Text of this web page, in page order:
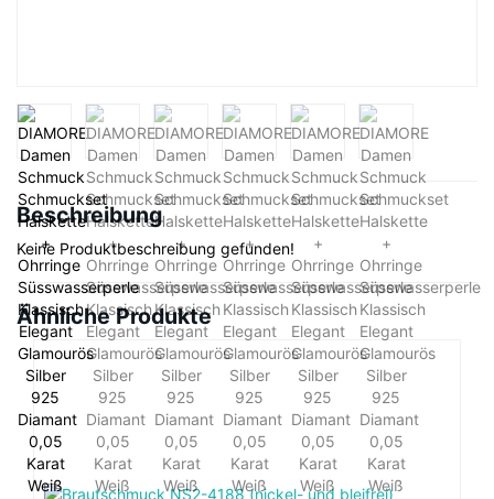
Beschreibung
Keine Produktbeschreibung gefunden!
Ähnliche Produkte